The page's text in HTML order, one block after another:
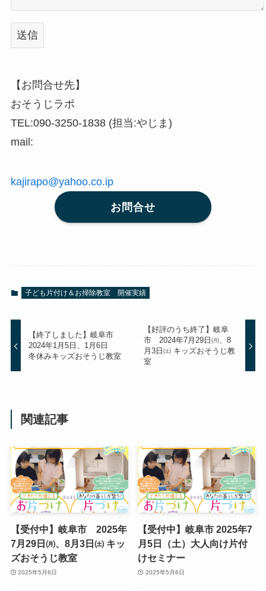
【お問合せ先】
おそうじラポ
TEL:090-3250-1838 (担当:やじま)
mail:
kajirapo@yahoo.co.ip
お問合せ
子ども片付け＆お掃除教室 開催実績
【終了しました】岐阜市
2024年1月5日、1月6日
冬休みキッズおそうじ教室
【好評のうち終了】岐阜
市 2024年7月29日㈪、8
月3日㈯ キッズおそうじ教
室
関連記事
【受付中】岐阜市 2025年
7月29日㈪、8月3日㈯ キッ
ズおそうじ教室
2025年5月6日
【受付中】岐阜市 2025年7
月5日（土）大人向け片付
けセミナー
2025年5月6日